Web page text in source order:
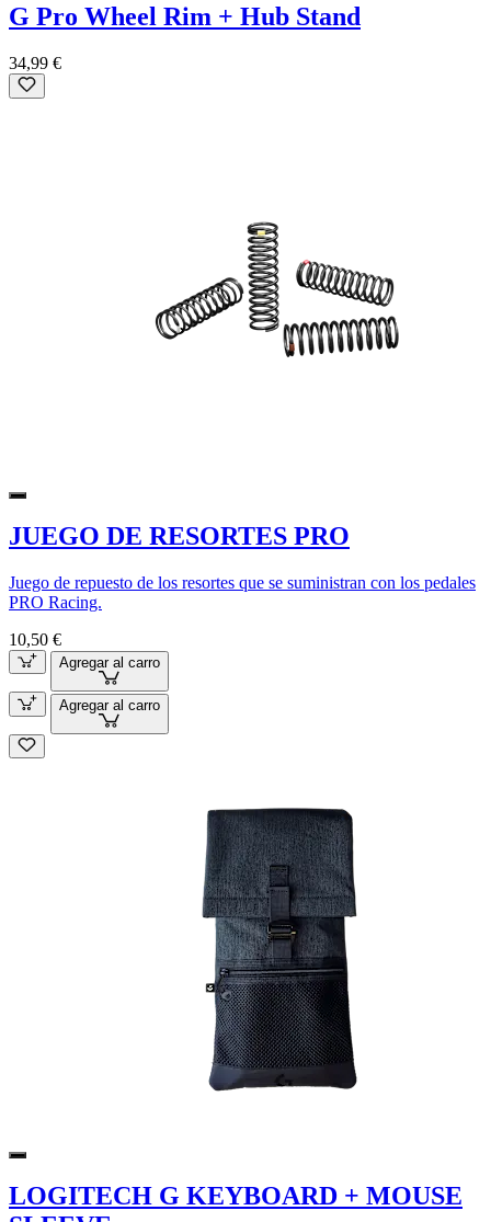
G Pro Wheel Rim + Hub Stand
34,99 €
JUEGO DE RESORTES PRO
Juego de repuesto de los resortes que se suministran con los pedales
PRO Racing.
10,50 €
Agregar al carro
Agregar al carro
LOGITECH G KEYBOARD + MOUSE